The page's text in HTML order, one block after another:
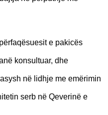
e pakicës
konsultuar, dhe
në lidhje me emërimin
serb në Qeverinë e